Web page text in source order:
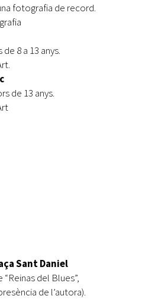
fotografia de record.
de 8 a 13 anys.
de 13 anys.
Sant Daniel
del Blues”,
de l’autora).